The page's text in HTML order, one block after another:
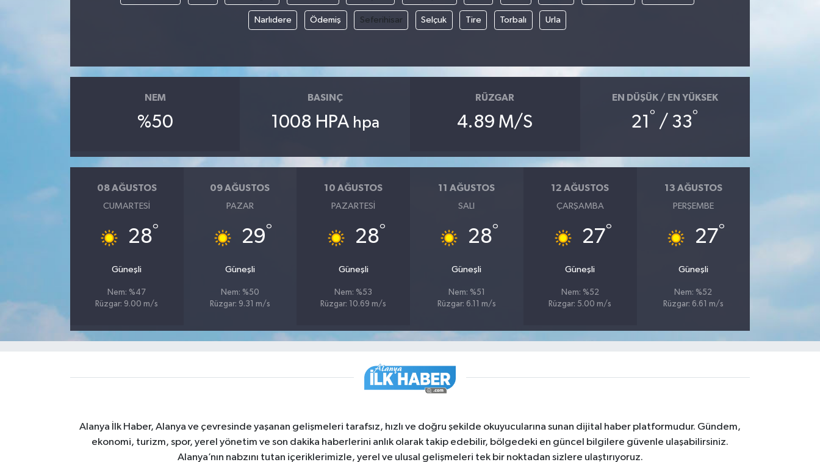
Narlıdere Ödemiş Seferihisar Selçuk Tire Torbalı Urla
NEM
%50
BASINÇ
1008 HPA hpa
RÜZGAR
4.89 M/S
EN DÜŞÜK / EN YÜKSEK
21 ° / 33°
08 AĞUSTOS
CUMARTESI
28°
Güneşli
Nem: %47
Rüzgar: 9.00 m/s
09 AĞUSTOS
PAZAR
29°
Güneşli
Nem: %50
Rüzgar: 9.31 m/s
10 AĞUSTOS
PAZARTESI
28°
Güneşli
Nem: %53
Rüzgar: 10.69 m/s
11 AĞUSTOS
SALI
28°
Güneşli
Nem: %51
Rüzgar: 6.11 m/s
12 AĞUSTOS
ÇARŞAMBA
27°
Güneşli
Nem: %52
Rüzgar: 5.00 m/s
13 AĞUSTOS
PERŞEMBE
27°
Güneşli
Nem: %52
Rüzgar: 6.61 m/s
Alanya İlk Haber, Alanya ve çevresinde yaşanan gelişmeleri tarafsız, hızlı ve doğru şekilde okuyucularına sunan dijital haber platformudur. Gündem,
ekonomi, turizm, spor, yerel yönetim ve son dakika haberlerini anlık olarak takip edebilir, bölgedeki en güncel bilgilere güvenle ulaşabilirsiniz.
Alanya’nın nabzını tutan içeriklerimizle, yerel ve ulusal gelişmeleri tek bir noktadan sizlere ulaştırıyoruz.